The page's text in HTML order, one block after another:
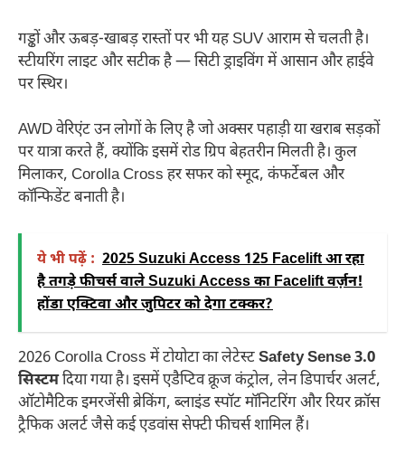
गड्ढों और ऊबड़-खाबड़ रास्तों पर भी यह SUV आराम से चलती है।
स्टीयरिंग लाइट और सटीक है — सिटी ड्राइविंग में आसान और हाईवे
पर स्थिर।
AWD वेरिएंट उन लोगों के लिए है जो अक्सर पहाड़ी या खराब सड़कों
पर यात्रा करते हैं, क्योंकि इसमें रोड ग्रिप बेहतरीन मिलती है। कुल
मिलाकर, Corolla Cross हर सफर को स्मूद, कंफर्टेबल और
कॉन्फिडेंट बनाती है।
ये भी पढ़ें : 2025 Suzuki Access 125 Facelift आ रहा
है तगड़े फीचर्स वाले Suzuki Access का Facelift वर्ज़न!
होंडा एक्टिवा और जुपिटर को देगा टक्कर?
2026 Corolla Cross में टोयोटा का लेटेस्टSafety Sense 3.0
सिस्टमदिया गया है। इसमें एडैप्टिव क्रूज कंट्रोल, लेन डिपार्चर अलर्ट,
ऑटोमैटिक इमरजेंसी ब्रेकिंग, ब्लाइंड स्पॉट मॉनिटरिंग और रियर क्रॉस
ट्रैफिक अलर्ट जैसे कई एडवांस सेफ्टी फीचर्स शामिल हैं।